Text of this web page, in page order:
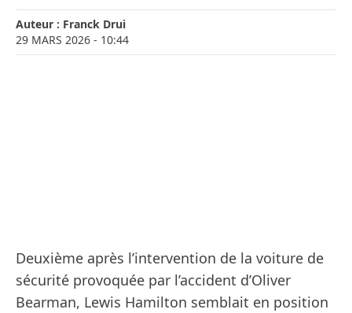
Auteur : Franck Drui
29 MARS 2026 - 10:44
Deuxième après l’intervention de la voiture de
sécurité provoquée par l’accident d’Oliver
Bearman, Lewis Hamilton semblait en position